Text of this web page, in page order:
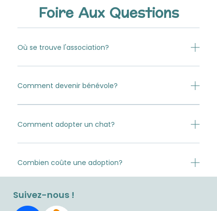
Foire Aux Questions
Où se trouve l'association?
Comment devenir bénévole?
Comment adopter un chat?
Combien coûte une adoption?
Suivez-nous !